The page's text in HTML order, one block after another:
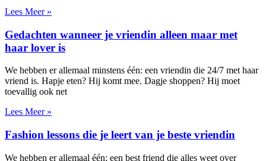
Lees Meer »
Gedachten wanneer je vriendin alleen maar met
haar lover is
We hebben er allemaal minstens één: een vriendin die 24/7 met haar
vriend is. Hapje eten? Hij komt mee. Dagje shoppen? Hij moet
toevallig ook net
Lees Meer »
Fashion lessons die je leert van je beste vriendin
We hebben er allemaal één; een best friend die alles weet over